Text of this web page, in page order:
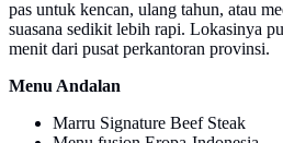
pas untuk kencan, ulang tahun, atau
suasana sedikit lebih rapi. Lokasinya
menit dari pusat perkantoran provinsi.
Menu Andalan
Marru Signature Beef Steak